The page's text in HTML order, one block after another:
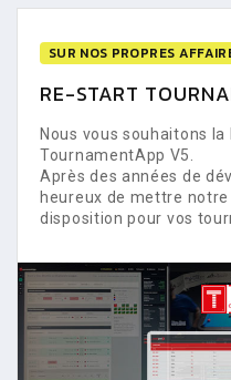
SUR NOS PROPRES
RE-START
Nous vous souhaitons
TournamentApp V5.
Après des années de
heureux de mettre
disposition pour vos